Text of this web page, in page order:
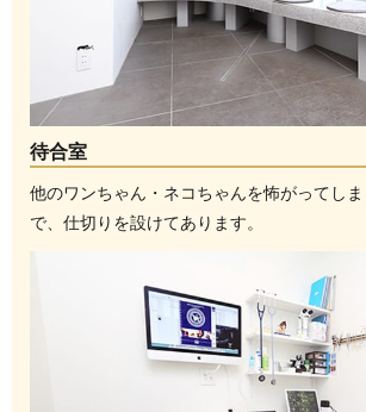
待合室
他のワンちゃん・ネコちゃんを怖がってし
で、仕切りを設けてあります。